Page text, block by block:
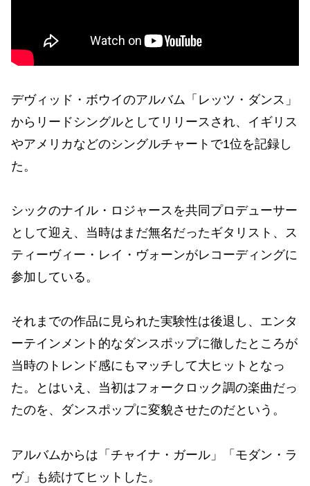
デヴィッド・ボウイのアルバム「レッツ・ダンス」
からリードシングルとしてリリースされ、イギリス
やアメリカなどのシングルチャートで1位を記録し
た。
シックのナイル・ロジャースを共同プロデューサー
として迎え、当時はまだ無名だったギタリスト、ス
ティーヴィー・レイ・ヴォーンがレコーディングに
参加している。
それまでの作品に見られた実験性は後退し、エンタ
ーテインメント的なダンスポップに徹したところが
当時のトレンド感にもマッチして大ヒットとなっ
た。とはいえ、当初はフォークロック調の楽曲だっ
たのを、ダンスポップに変貌させたのだという。
アルバムからは「チャイナ・ガール」「モダン・ラ
ヴ」も続けてヒットした。